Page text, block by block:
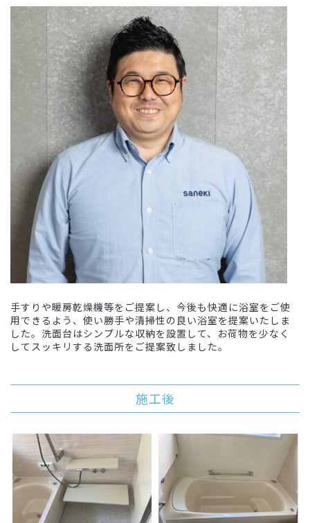
手すりや暖房乾燥機等をご提案し、今後も快適に浴室をご使
用できるよう、使い勝手や清掃性の良い浴室を提案いたしま
した。洗面台はシンプルな収納を設置して、お荷物を少なく
してスッキリする洗面所をご提案致しました。
施工後